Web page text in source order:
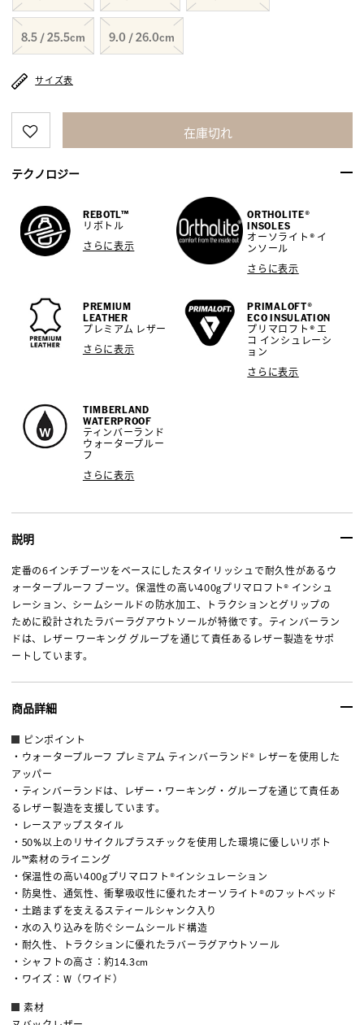
8.5 / 25.5cm 9.0 / 26.0cm
サイズ表
在庫切れ
テクノロジー
REBOTL™
リボトル
さらに表示
ORTHOLITE®
INSOLES
オーソライト® イ
ンソール
さらに表示
PREMIUM
LEATHER
プレミアム レザー
さらに表示
PRIMALOFT®
ECO INSULATION
プリマロフト® エ
コ インシュレーシ
ョン
さらに表示
TIMBERLAND
WATERPROOF
ティンバーランド
ウォータープルー
フ
さらに表示
説明
定番の6インチブーツをベースにしたスタイリッシュで耐久性があるウ
ォータープルーフ ブーツ。保温性の高い400gプリマロフト® インシュ
レーション、シームシールドの防水加工、トラクションとグリップの
ために設計されたラバーラグアウトソールが特徴です。ティンバーラン
ドは、レザー ワーキング グループを通じて責任あるレザー製造をサポ
ートしています。
商品詳細
ピンポイント
・ウォータープルーフ プレミアム ティンバーランド® レザーを使用した
アッパー
・ティンバーランドは、レザー・ワーキング・グループを通じて責任あ
るレザー製造を支援しています。
・レースアップスタイル
・50%以上のリサイクルプラスチックを使用した環境に優しいリボト
ル™素材のライニング
・保温性の高い400gプリマロフト®インシュレーション
・防臭性、通気性、衝撃吸収性に優れたオーソライト®のフットベッド
・土踏まずを支えるスティールシャンク入り
・水の入り込みを防ぐシームシールド構造
・耐久性、トラクションに優れたラバーラグアウトソール
・シャフトの高さ：約14.3cm
・ワイズ：W（ワイド）
素材